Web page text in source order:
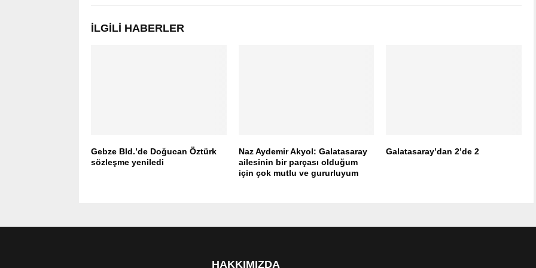
İLGILI HABERLER
Gebze Bld.’de Doğucan Öztürk
sözleşme yeniledi
Naz Aydemir Akyol: Galatasaray
ailesinin bir parçası olduğum
için çok mutlu ve gururluyum
Galatasaray’dan 2’de 2
HAKKIMIZDA